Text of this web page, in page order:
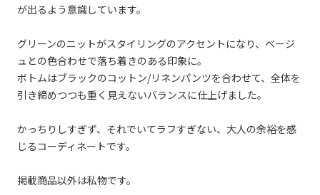
が出るよう意識しています。
グリーンのニットがスタイリングのアクセントになり、ベージ
ュとの色合わせで落ち着きのある印象に。
ボトムはブラックのコットン/リネンパンツを合わせて、全体を
引き締めつつも重く見えないバランスに仕上げました。
かっちりしすぎず、それでいてラフすぎない、大人の余裕を感
じるコーディネートです。
掲載商品以外は私物です。